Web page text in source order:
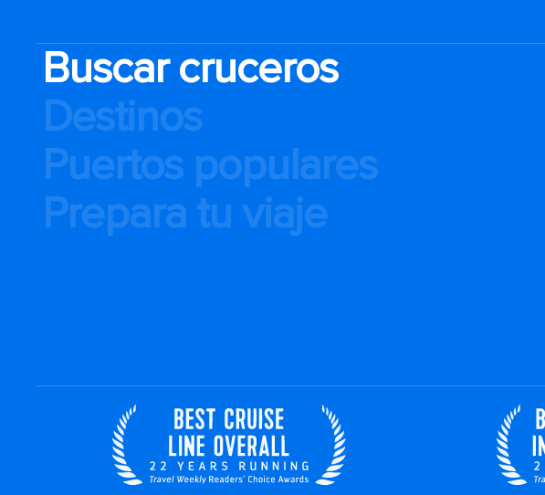
Buscar cruceros
Destinos
Puertos populares
Prepara tu viaje